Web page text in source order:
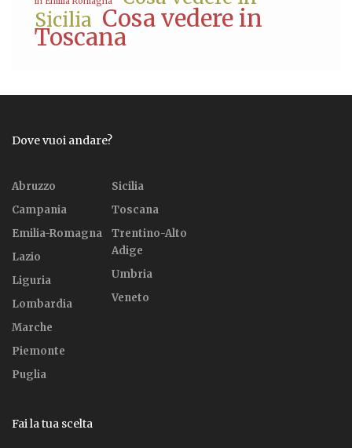
Sicilia Cosa vedere in
Toscana
Dove vuoi andare?
Abruzzo
Campania
Emilia-Romagna
Lazio
Liguria
Lombardia
Marche
Piemonte
Puglia
Sicilia
Toscana
Trentino-Alto
Adige
Umbria
Veneto
Fai la tua scelta